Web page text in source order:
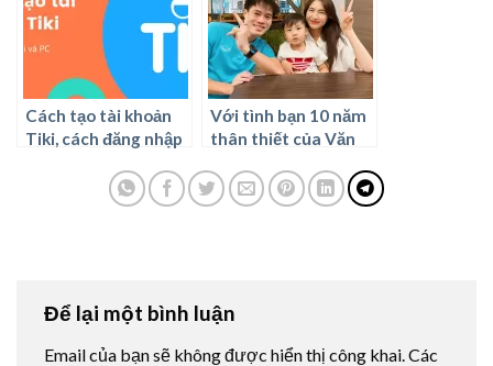
Cách tạo tài khoản
Tiki, cách đăng nhập
Với tình bạn 10 năm
thân thiết của Văn
liệu họ có thể trở
thành một cặp đôi
Để lại một bình luận
Email của bạn sẽ không được hiển thị công khai.Các